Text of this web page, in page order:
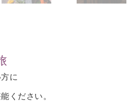
に
ください。